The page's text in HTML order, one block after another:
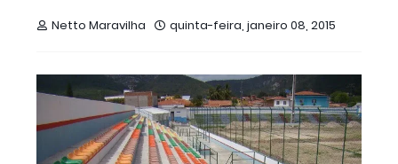
Netto Maravilha quinta-feira, janeiro 08, 2015